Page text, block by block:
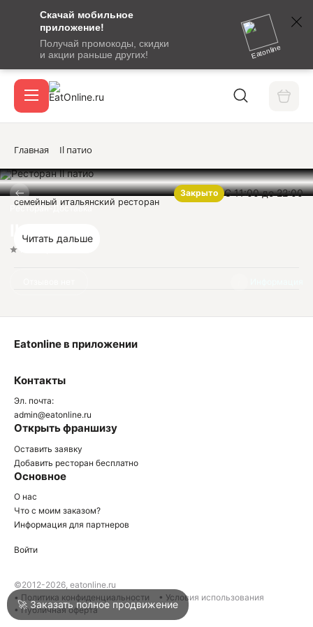
Скачай мобильное
приложение!
Получай промокоды, скидки
и акции раньше других!
Eatonline
сообщение
кодом
подтверждения
Вход / регистрация
Акции
Войти
Написать в техподдержку
Главная Il патио
Закрыто С 11:00 до 22:00
Ресторан-Доставка
Il патио
семейный итальянский ресторан
Читать дальше
Контакты
Эл. почта:
admin@eatonline.ru
Открыть франшизу
Оставить заявку
Добавить ресторан бесплатно
Основное
О нас
Что с моим заказом?
Информация для партнеров
Eatonline в приложении
Войти
©2012-2026, eatonline.ru
• Политика конфиденциальности
• Условия использования
• Публичная оферта
🚀 Заказать полное продвижение